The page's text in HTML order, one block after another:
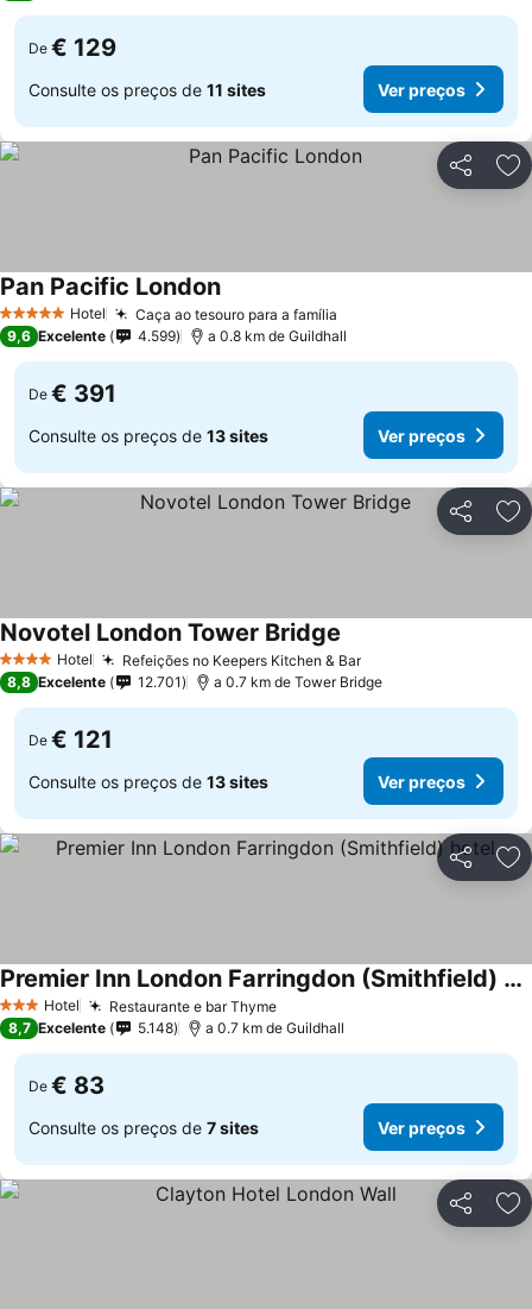
De € 129
Consulte os preços de 11 sites Ver preços
Partilhar
5 Estrelas Hotel Caça ao tesouro para a família
Pan Pacific LondonVer preços
9,6 Excelente 4.599 a 0.8 km de Guildhall
De € 391
Consulte os preços de 13 sites Ver preços
Partilhar
4 EstrelasHotel Refeições no Keepers Kitchen & BarVer preços
Novotel London Tower Bridge
8,8 Excelente 12.701 a 0.7 km de Tower Bridge
De € 121
Consulte os preços de 13 sites Ver preços
Partilhar
3 EstrelasHotel Restaurante e bar ThymeVer preços
Premier Inn London Farringdon (Smithfield) hotel
Ver preços
8,7 Excelente 5.148 a 0.7 km de Guildhall
De € 83
Consulte os preços de 7 sites Ver preços
Partilhar